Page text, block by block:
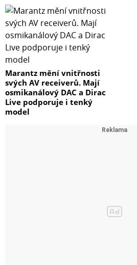
Marantz mění vnitřnosti
svých AV receiverů. Mají
osmikanálový DAC a Dirac
Live podporuje i tenký
model